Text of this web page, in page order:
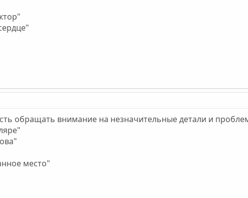
обращать внимание на незначительные детали и
место"